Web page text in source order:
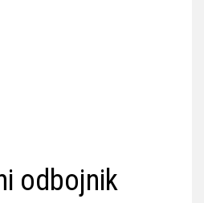
odbojnik